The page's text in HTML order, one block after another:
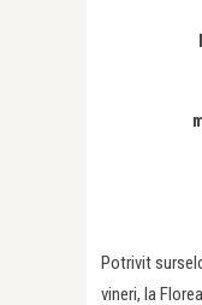
Potrivit
vineri, la